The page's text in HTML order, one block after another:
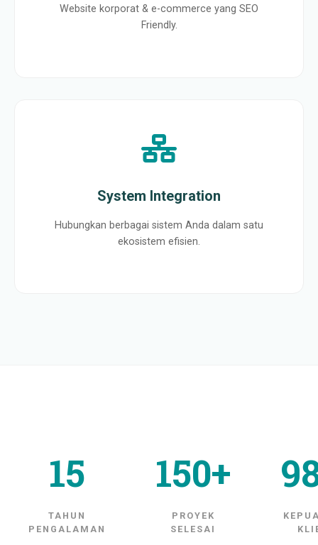
Website korporat & e-commerce yang SEO
Friendly.
System Integration
Hubungkan berbagai sistem Anda dalam satu
ekosistem efisien.
15
TAHUN
PENGALAMAN
150+
PROYEK
SELESAI